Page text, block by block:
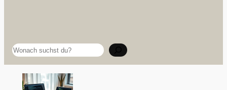
Suchen